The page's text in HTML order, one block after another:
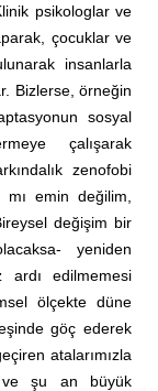
psikologlar ve
çocuklar ve
insanlarla
Bizlerse, örneğin
sosyal
çalışarak
zenofobi
mı emin değilim,
değişim bir
yeniden
ardı edilmemesi
ölçekte düne
göç ederek
atalarımızla
ve şu an büyük